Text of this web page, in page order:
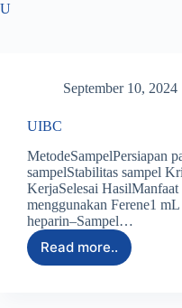
U
September 10, 2024
UIBC
MetodeSampelPersiapan
sampelStabilitas sampel
KerjaSelesai
menggunakan Ferene1 mL
heparin–Sampel…
Read more..